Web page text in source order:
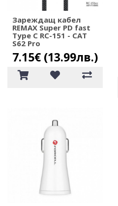
Зареждащ кабел
REMAX Super PD fast
Type C RC-151 - CAT
S62 Pro
7.15€ (13.99лв.)